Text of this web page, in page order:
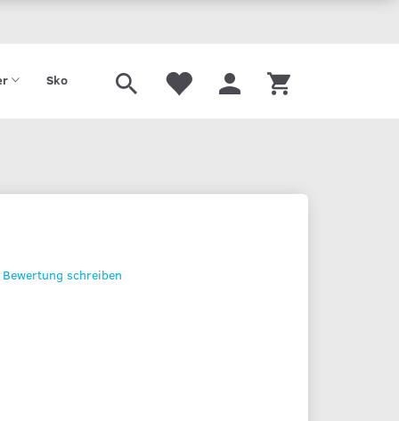
Sko Tilbud
Gavekort
schreiben